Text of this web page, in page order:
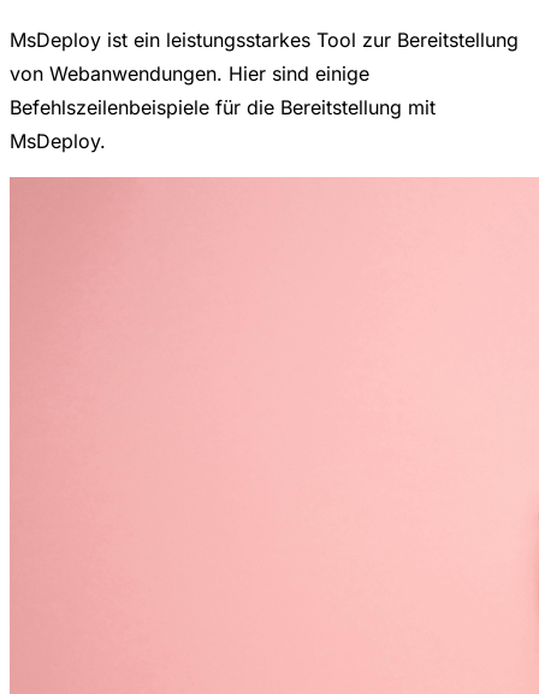
MsDeploy ist ein leistungsstarkes Tool zur Bereitstellung
von Webanwendungen. Hier sind einige
Befehlszeilenbeispiele für die Bereitstellung mit
MsDeploy.